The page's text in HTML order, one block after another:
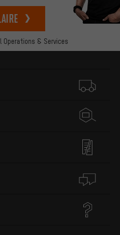
Operations & Services